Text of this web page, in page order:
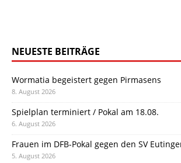
NEUESTE BEITRÄGE
Wormatia begeistert gegen Pirmasens
8. August 2026
Spielplan terminiert / Pokal am 18.08.
6. August 2026
Frauen im DFB-Pokal gegen den SV
5. August 2026